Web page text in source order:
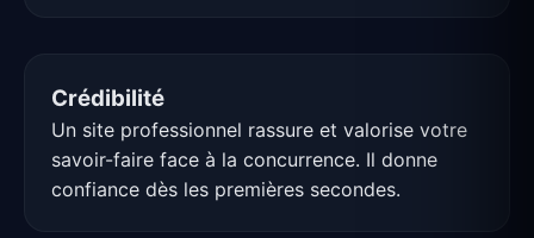
Crédibilité
Un site professionnel rassure et valorise votre
savoir-faire face à la concurrence. Il donne
confiance dès les premières secondes.